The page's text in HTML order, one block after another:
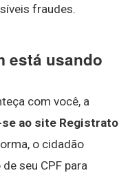
fraudes.
está usando
com você, a
ao site Registrato
o cidadão
seu CPF para